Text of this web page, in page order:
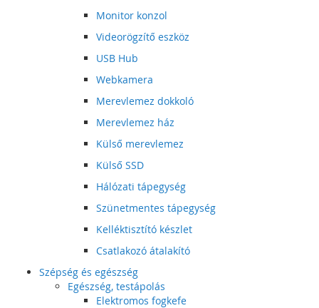
Monitor konzol
Videorögzítő eszköz
USB Hub
Webkamera
Merevlemez dokkoló
Merevlemez ház
Külső merevlemez
Külső SSD
Hálózati tápegység
Szünetmentes tápegység
Kelléktisztító készlet
Csatlakozó átalakító
Szépség és egészség
Egészség, testápolás
Elektromos fogkefe